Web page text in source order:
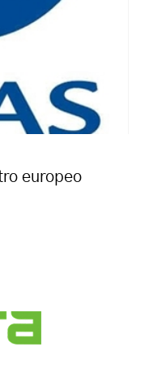
europeo